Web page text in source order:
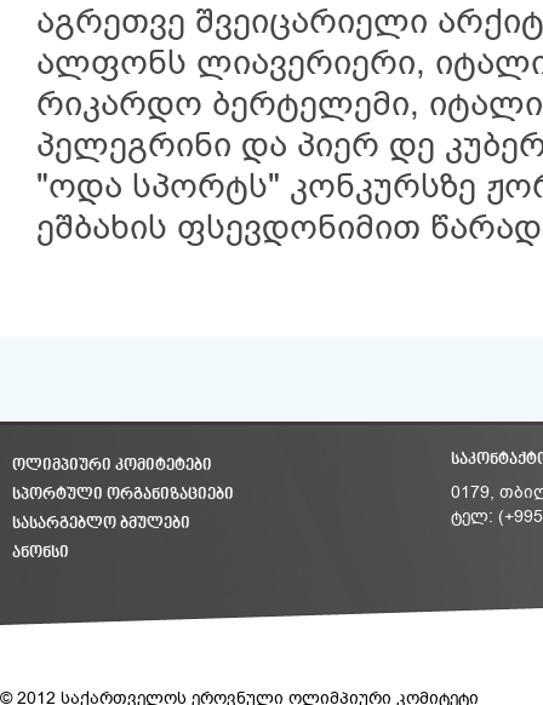
აგრეთვე შვეიცარიელი
ალფონს ლიავერიერი,
რიკარდო ბერტელემი,
პელეგრინი და პიერ დე
"ოდა სპორტს" კონკურსზე
ეშბახის ფსევდონიმით
ᲝᲚᲘᲛᲞᲘᲣᲠᲘ ᲙᲝᲛᲘᲢᲔᲢᲔᲑᲘ
ᲡᲞᲝᲠᲢᲣᲚᲘ ᲝᲠᲒᲐᲜᲘᲖᲐᲪᲘᲔᲑᲘ
ᲡᲐᲡᲐᲠᲒᲔᲑᲚᲝ ᲑᲛᲣᲚᲔᲑᲘ
ᲐᲜᲝᲜᲡᲘ
0179,
ტელ: (+995
© 2012 საქართველოს ეროვნული ოლიმპიური კომიტეტი